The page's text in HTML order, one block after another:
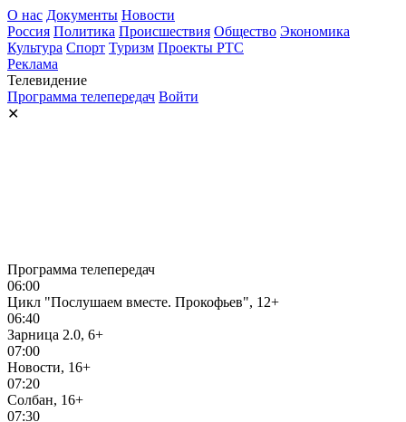
О нас Документы Новости
Россия Политика Происшествия Общество Экономика
Культура Спорт Туризм Проекты РТС
Реклама
Телевидение
Программа телепередач Войти
✕
Программа телепередач
06:00
Цикл "Послушаем вместе. Прокофьев", 12+
06:40
Зарница 2.0, 6+
07:00
Новости, 16+
07:20
Солбан, 16+
07:30